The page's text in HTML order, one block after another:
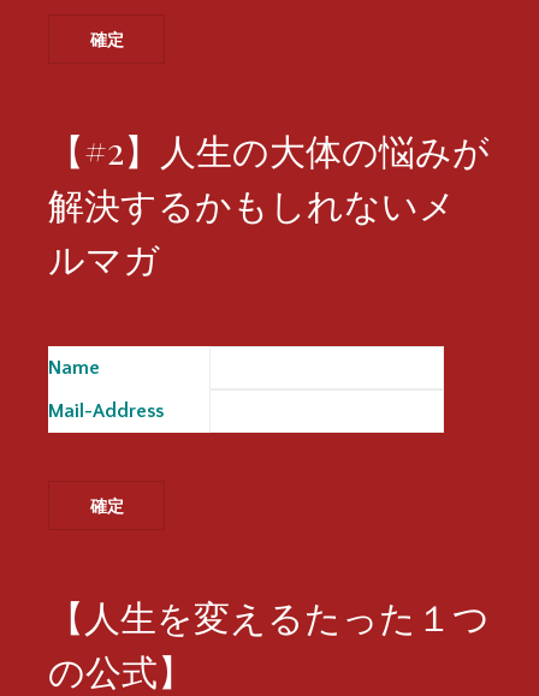
【#2】人生の大体の悩みが
解決するかもしれないメ
ルマガ
Name
Mail-Address
【人生を変えるたった１つ
の公式】